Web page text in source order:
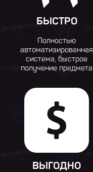
БЫСТРО
Полностью
автоматизированная
система, быстрое
получение предмета
ВЫГОДНО